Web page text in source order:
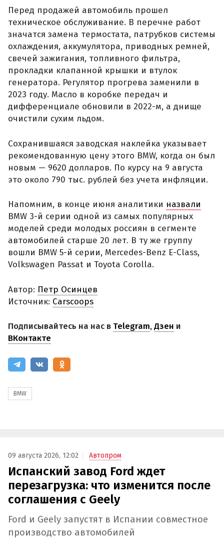
Перед продажей автомобиль прошел
техническое обслуживание. В перечне работ
значатся замена термостата, патрубков системы
охлаждения, аккумулятора, приводных ремней,
свечей зажигания, топливного фильтра,
прокладки клапанной крышки и втулок
генератора. Регулятор прогрева заменили в
2023 году. Масло в коробке передач и
дифференциале обновили в 2022-м, а днище
очистили сухим льдом.
Сохранившаяся заводская наклейка указывает
рекомендованную цену этого BMW, когда он был
новым — 9620 долларов. По курсу на 9 августа
это около 790 тыс. рублей без учета инфляции.
Напомним, в конце июня аналитики назвали
BMW 3-й серии одной из самых популярных
моделей среди молодых россиян в сегменте
автомобилей старше 20 лет. В ту же группу
вошли BMW 5-й серии, Mercedes-Benz E-Class,
Volkswagen Passat и Toyota Corolla.
Автор: Петр Осинцев
Источник: Carscoops
Подписывайтесь на нас в Telegram,Дзен и
ВКонтакте
BMW
09 августа 2026, 12:02 Автопром
Испанский завод Ford ждет
перезагрузка: что изменится после
соглашения с Geely
Ford и Geely запустят в Испании совместное
производство автомобилей